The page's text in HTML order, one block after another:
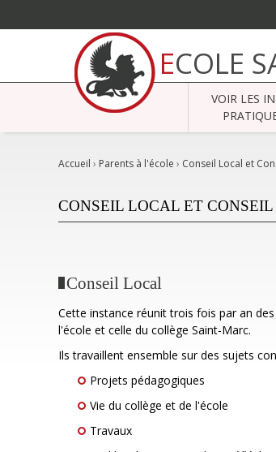
contenu.
Aller
ECOLE
VOIR LES
Accueil › Parents à l'école › Conseil Local et
CONSEIL LOCAL ET
Conseil Local
Cette instance réunit trois fois par an
l'école et celle du collège Saint-Marc.
Ils travaillent ensemble sur des sujets
Projets pédagogiques
Vie du collège et de l'école
Travaux